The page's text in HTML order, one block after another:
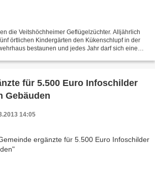
die Veitshöchheimer Geflügelzüchter. Alljährlich
örtlichen Kindergärten den Kükenschlupf in der
bestaunen und jedes Jahr darf sich eine
für 5.500 Euro Infoschilder
Gebäuden
14:05